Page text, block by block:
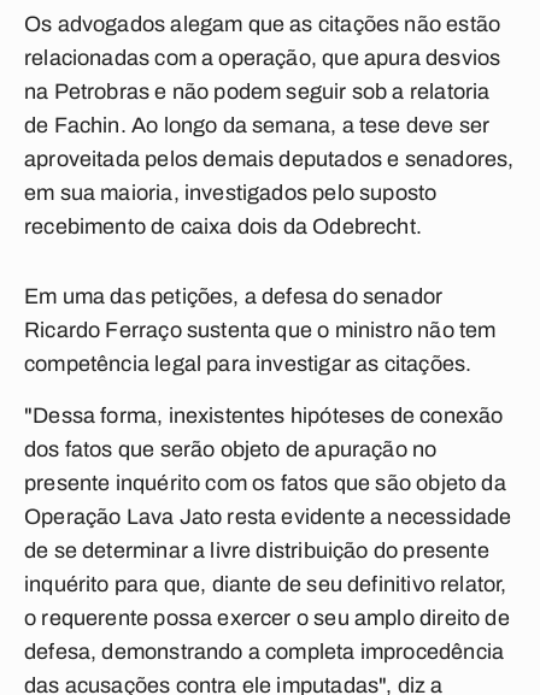
Os advogados alegam que as citações não estão
relacionadas com a operação, que apura desvios
na Petrobras e não podem seguir sob a relatoria
de Fachin. Ao longo da semana, a tese deve ser
aproveitada pelos demais deputados e senadores,
em sua maioria, investigados pelo suposto
recebimento de caixa dois da Odebrecht.
Em uma das petições, a defesa do senador
Ricardo Ferraço sustenta que o ministro não tem
competência legal para investigar as citações.
"Dessa forma, inexistentes hipóteses de conexão
dos fatos que serão objeto de apuração no
presente inquérito com os fatos que são objeto da
Operação Lava Jato resta evidente a necessidade
de se determinar a livre distribuição do presente
inquérito para que, diante de seu definitivo relator,
o requerente possa exercer o seu amplo direito de
defesa, demonstrando a completa improcedência
das acusações contra ele imputadas", diz a